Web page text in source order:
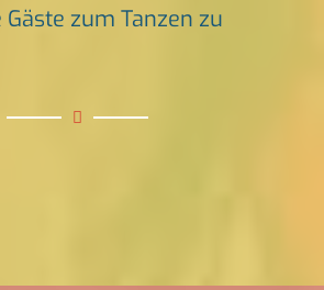
zum Tanzen zu